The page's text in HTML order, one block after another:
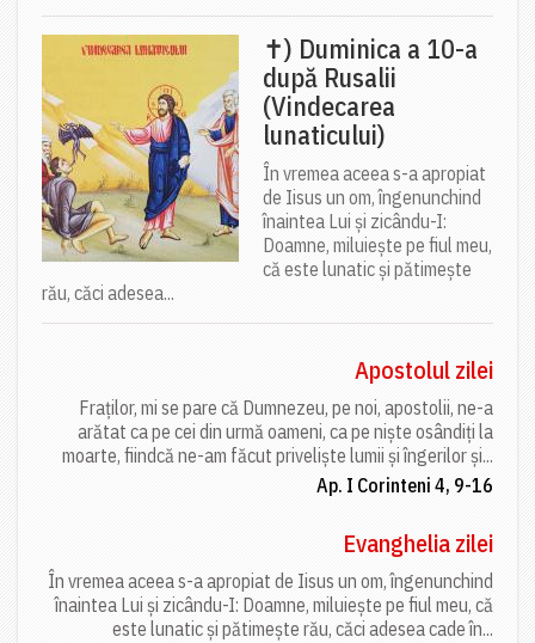
✝) Duminica a 10-a
după Rusalii
(Vindecarea
lunaticului)
În vremea aceea s-a apropiat
de Iisus un om, îngenunchind
înaintea Lui și zicându-I:
Doamne, miluiește pe fiul meu,
că este lunatic și pătimește
rău, căci adesea...
Apostolul zilei
Fraților, mi se pare că Dumnezeu, pe noi, apostolii, ne-a
arătat ca pe cei din urmă oameni, ca pe niște osândiți la
moarte, fiindcă ne-am făcut priveliște lumii și îngerilor și...
Ap. I Corinteni 4, 9-16
Evanghelia zilei
În vremea aceea s-a apropiat de Iisus un om, îngenunchind
înaintea Lui și zicându-I: Doamne, miluiește pe fiul meu, că
este lunatic și pătimește rău, căci adesea cade în...